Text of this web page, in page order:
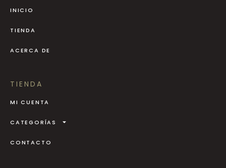
INICIO
TIENDA
ACERCA DE
TIENDA
MI CUENTA
CATEGORÍAS
CONTACTO